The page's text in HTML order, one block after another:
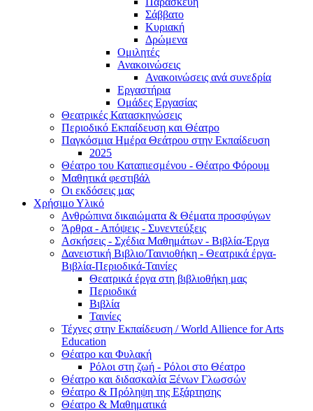
Σάββατο
Κυριακή
Δρώμενα
Ομιλητές
Ανακοινώσεις
Ανακοινώσεις ανά συνεδρία
Εργαστήρια
Ομάδες Εργασίας
Θεατρικές Κατασκηνώσεις
Περιοδικό Εκπαίδευση και Θέατρο
Παγκόσμια Ημέρα Θεάτρου στην Εκπαίδευση
2025
Θέατρο του Καταπιεσμένου - Θέατρο Φόρουμ
Μαθητικά φεστιβάλ
Οι εκδόσεις μας
Χρήσιμο Υλικό
Ανθρώπινα δικαιώματα & Θέματα προσφύγων
Άρθρα - Απόψεις - Συνεντεύξεις
Ασκήσεις - Σχέδια Μαθημάτων - Βιβλία-Έργα
Δανειστική Βιβλιο/Ταινιοθήκη - Θεατρικά έργα-
Βιβλία-Περιοδικά-Ταινίες
Θεατρικά έργα στη βιβλιοθήκη μας
Περιοδικά
Βιβλία
Ταινίες
Τέχνες στην Εκπαίδευση / World Allience for Arts
Education
Θέατρο και Φυλακή
Ρόλοι στη ζωή - Ρόλοι στο Θέατρο
Θέατρο και διδασκαλία Ξένων Γλωσσών
Θέατρο & Πρόληψη της Εξάρτησης
Θέατρο & Μαθηματικά